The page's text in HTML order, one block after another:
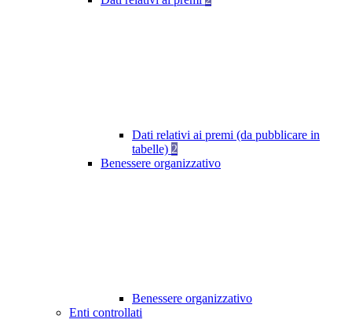
Dati relativi ai premi (da pubblicare in
tabelle) 2
Benessere organizzativo
Benessere organizzativo
Enti controllati